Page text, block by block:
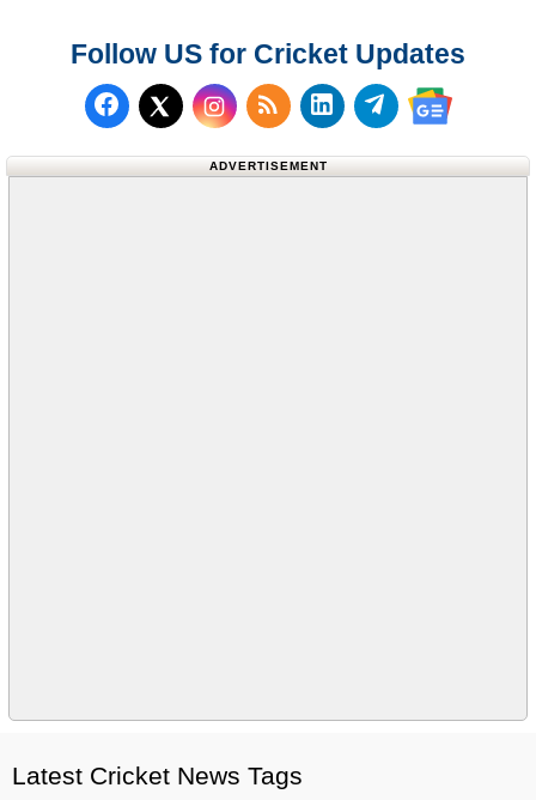
Follow US for Cricket Updates
Follow us on Facebook
Follow us on X (Twitter)
Subscribe to our RSS
Follow us on
Follow us on
Follow us
ADVERTISEMENT
Latest Cricket News Tags